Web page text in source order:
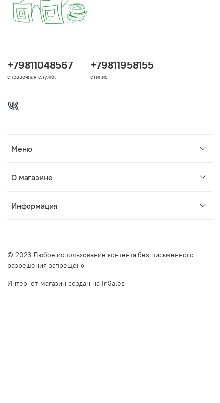
Меню
О магазине
Информация
+79811048567
справочная служба
+79811958155
стилист
© 2023 Любое использование контента без письменного
разрешения запрещено
Интернет-магазин создан на inSales